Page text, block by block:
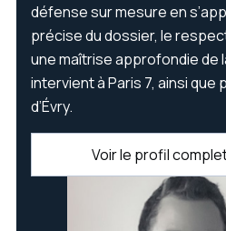
défense sur mesure en
précise du dossier, le
une maîtrise approfondie de
intervient à Paris 7, ainsi que
d’Évry.
Voir le profil